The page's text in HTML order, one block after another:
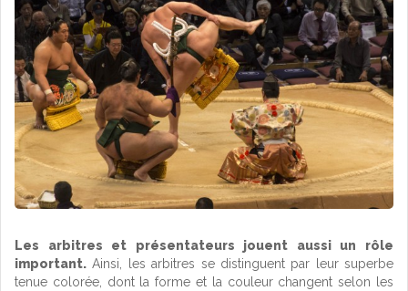
Les arbitres et présentateurs jouent aussi un rôle
important. Ainsi, les arbitres se distinguent par leur superbe
tenue colorée, dont la forme et la couleur changent selon les